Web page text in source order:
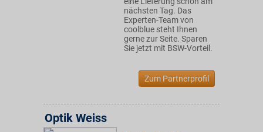
nächsten Tag. Das
Experten-Team von
coolblue steht Ihnen
gerne zur Seite. Sparen
Sie jetzt mit BSW-Vorteil.
Zum Partnerprofil
Optik Weiss